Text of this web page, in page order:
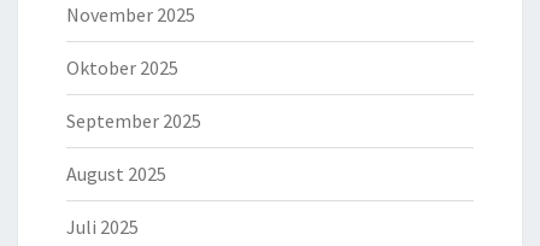
November 2025
Oktober 2025
September 2025
August 2025
Juli 2025